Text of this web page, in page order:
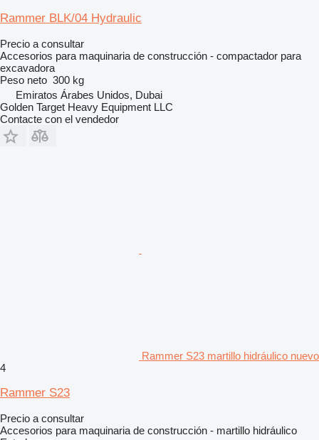
Rammer BLK/04 Hydraulic
Precio a consultar
Accesorios para maquinaria de construcción - compactador para
excavadora
Peso neto 300 kg
Emiratos Árabes Unidos, Dubai
Golden Target Heavy Equipment LLC
Contacte con el vendedor
Rammer S23 martillo hidráulico nuevo
4
Rammer S23
Precio a consultar
Accesorios para maquinaria de construcción - martillo hidráulico